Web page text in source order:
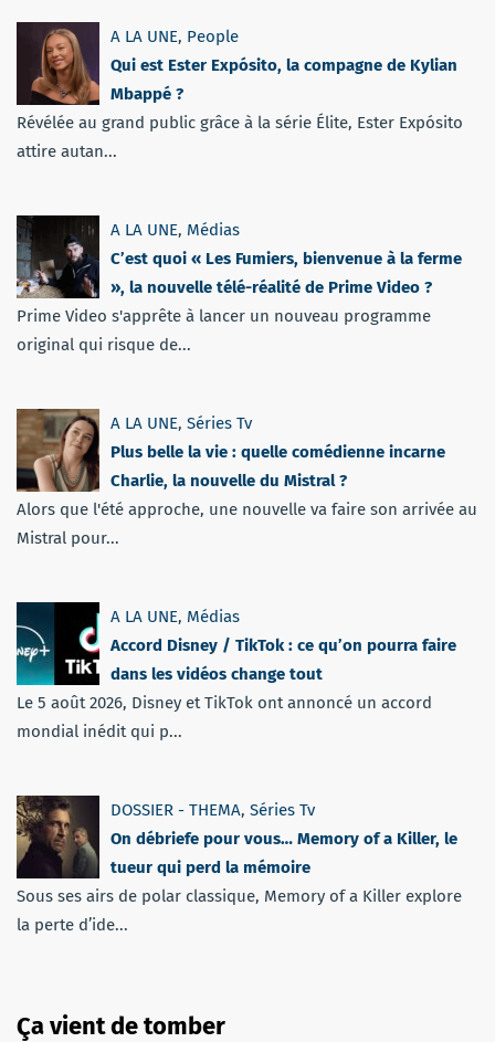
A LA UNE, People
Qui est Ester Expósito, la compagne de Kylian
Mbappé ?
Révélée au grand public grâce à la série Élite, Ester Expósito
attire autan...
A LA UNE, Médias
C’est quoi « Les Fumiers, bienvenue à la ferme
», la nouvelle télé-réalité de Prime Video ?
Prime Video s'apprête à lancer un nouveau programme
original qui risque de...
A LA UNE, Séries Tv
Plus belle la vie : quelle comédienne incarne
Charlie, la nouvelle du Mistral ?
Alors que l'été approche, une nouvelle va faire son arrivée au
Mistral pour...
A LA UNE, Médias
Accord Disney / TikTok : ce qu’on pourra faire
dans les vidéos change tout
Le 5 août 2026, Disney et TikTok ont annoncé un accord
mondial inédit qui p...
DOSSIER - THEMA, Séries Tv
On débriefe pour vous… Memory of a Killer, le
tueur qui perd la mémoire
Sous ses airs de polar classique, Memory of a Killer explore
la perte d’ide...
Ça vient de tomber